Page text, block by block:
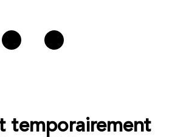
temporairement